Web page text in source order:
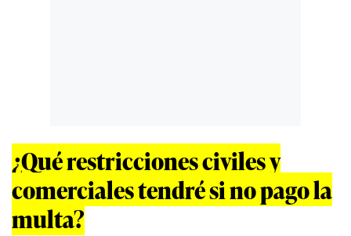
¿Qué restricciones civiles y
comerciales tendré si no pago la
multa?